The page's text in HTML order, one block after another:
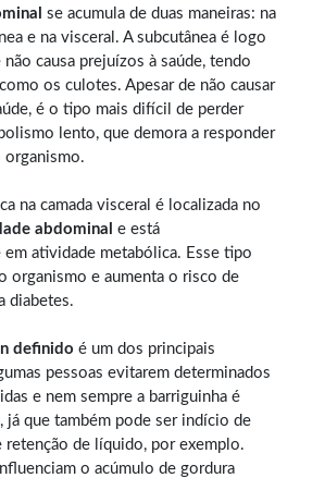
se acumula de duas maneiras: na
e na visceral. A subcutânea é logo
causa prejuízos à saúde, tendo
os culotes. Apesar de não causar
é o tipo mais difícil de perder
lento, que demora a responder
na camada visceral é localizada no
abdominal e está
atividade metabólica. Esse tipo
organismo e aumenta o risco de
diabetes.
definido é um dos principais
pessoas evitarem determinados
e nem sempre a barriguinha é
já que também pode ser indício de
retenção de líquido, por exemplo.
o acúmulo de gordura